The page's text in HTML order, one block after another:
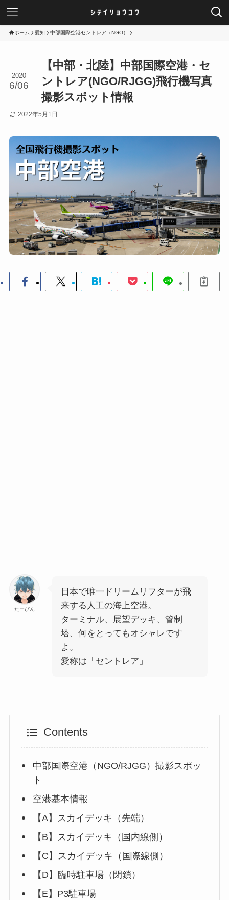
ホーム 愛知 中部国際空港セントレア（NGO）
【中部・北陸】中部国際空港・セ
ントレア(NGO/RJGG)飛行機写真
撮影スポット情報
2020
6/06
2022年5月1日
たーびん
日本で唯一ドリームリフターが飛
来する人工の海上空港。
ターミナル、展望デッキ、管制
塔、何をとってもオシャレです
よ。
愛称は「 セントレア 」
Contents
中部国際空港（NGO/RJGG）撮影スポッ
ト
空港基本情報
【A】スカイデッキ（先端）
【B】スカイデッキ（国内線側）
【C】スカイデッキ（国際線側）
【D】臨時駐車場（閉鎖）
【E】P3駐車場